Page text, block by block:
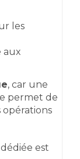
les
aux
, car une
permet de
opérations
est